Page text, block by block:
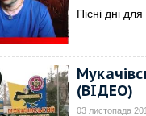
Пісні дні
(ВІДЕО)
03 листопада